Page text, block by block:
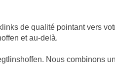
de qualité pointant vers
et au-delà.
Nous combinons